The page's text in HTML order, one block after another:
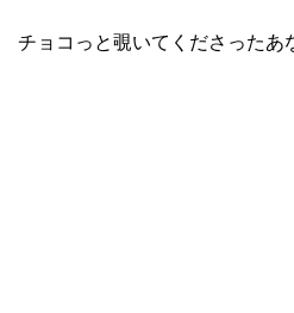
チョコっと覗いてくださったあ